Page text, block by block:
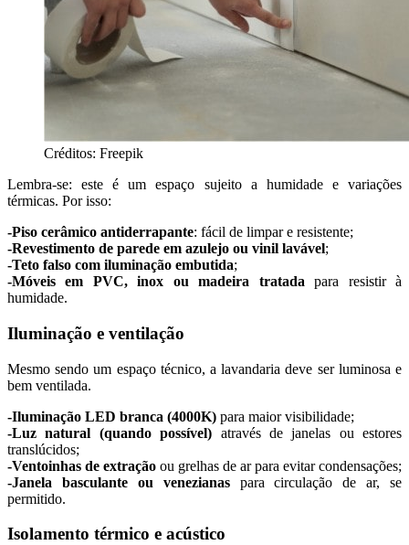
Créditos: Freepik
Lembra-se: este é um espaço sujeito a humidade e variações
térmicas. Por isso:
-Piso cerâmico antiderrapante: fácil de limpar e resistente;
-Revestimento de parede em azulejo ou vinil lavável;
-Teto falso com iluminação embutida;
-Móveis em PVC, inox ou madeira tratada para resistir à
humidade.
Iluminação e ventilação
Mesmo sendo um espaço técnico, a lavandaria deve ser luminosa e
bem ventilada.
-Iluminação LED branca (4000K) para maior visibilidade;
-Luz natural (quando possível) através de janelas ou estores
translúcidos;
-Ventoinhas de extração ou grelhas de ar para evitar condensações;
-Janela basculante ou venezianaspara circulação de ar, se
permitido.
Isolamento térmico e acústico